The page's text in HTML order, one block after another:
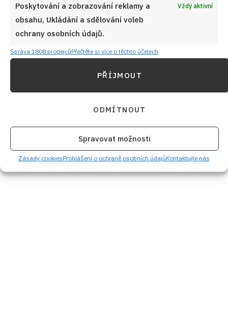
Poskytování a zobrazování reklamy a
obsahu, Ukládání a sdělování voleb
ochrany osobních údajů.
Vždy aktivní
Správa 1808 prodejcůPřečtěte si více o těchto účelech
PŘÍJMOUT
ODMÍTNOUT
Spravovat možnosti
Zásady cookiesProhlášení o ochraně osobních údajůKontaktujte nás